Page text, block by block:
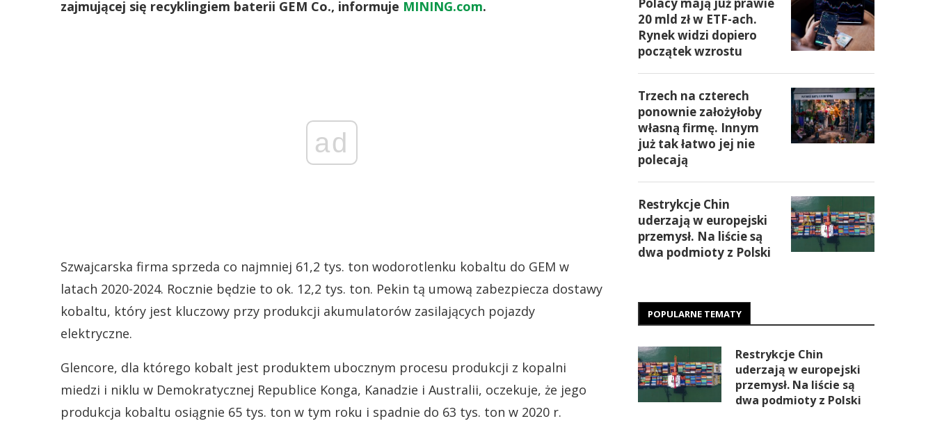
zajmującej się recyklingiem baterii GEM Co., informuje MINING.com.
ad
Szwajcarska firma sprzeda co najmniej 61,2 tys. ton wodorotlenku kobaltu do GEM w
latach 2020-2024. Rocznie będzie to ok. 12,2 tys. ton. Pekin tą umową zabezpiecza dostawy
kobaltu, który jest kluczowy przy produkcji akumulatorów zasilających pojazdy
elektryczne.
Glencore, dla którego kobalt jest produktem ubocznym procesu produkcji z kopalni
miedzi i niklu w Demokratycznej Republice Konga, Kanadzie i Australii, oczekuje, że jego
produkcja kobaltu osiągnie 65 tys. ton w tym roku i spadnie do 63 tys. ton w 2020 r.
20 mld zł w ETF-ach.
Rynek widzi dopiero
początek wzrostu
Trzech na czterech
ponownie założyłoby
własną firmę. Innym
już tak łatwo jej nie
polecają
Restrykcje Chin
uderzają w europejski
przemysł. Na liście są
dwa podmioty z Polski
POPULARNE TEMATY
Restrykcje Chin
uderzają w europejski
przemysł. Na liście są
dwa podmioty z Polski